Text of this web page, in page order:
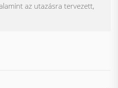
az utazásra tervezett,